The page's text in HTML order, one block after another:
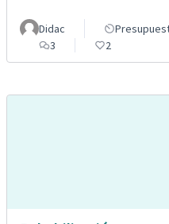
Didac
3
2